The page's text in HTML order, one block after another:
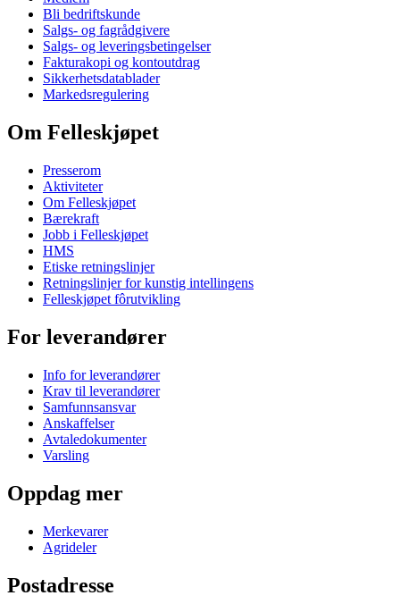
Bli bedriftskunde
Salgs- og fagrådgivere
Salgs- og leveringsbetingelser
Fakturakopi og kontoutdrag
Sikkerhetsdatablader
Markedsregulering
Om Felleskjøpet
Presserom
Aktiviteter
Om Felleskjøpet
Bærekraft
Jobb i Felleskjøpet
HMS
Etiske retningslinjer
Retningslinjer for kunstig intellingens
Felleskjøpet fôrutvikling
For leverandører
Info for leverandører
Krav til leverandører
Samfunnsansvar
Anskaffelser
Avtaledokumenter
Varsling
Oppdag mer
Merkevarer
Agrideler
Postadresse